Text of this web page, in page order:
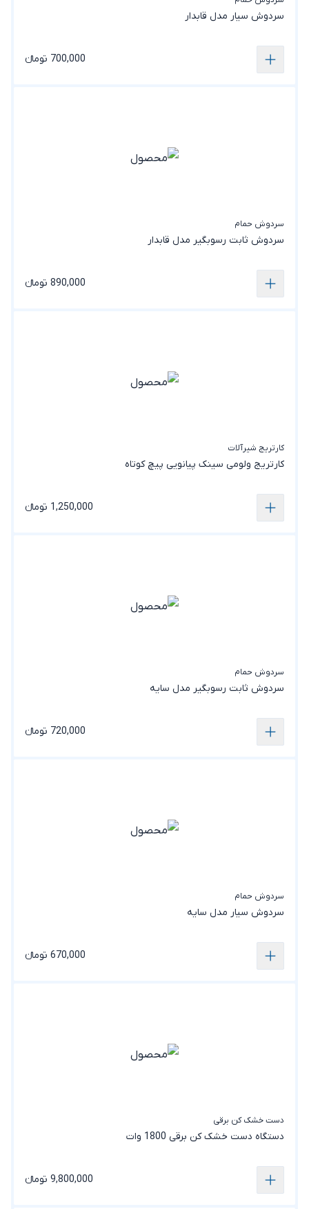
سردوش سیار مدل قابدار
700,000 تومانء
سردوش حمام
سردوش ثابت رسوبگیر مدل قابدار
890,000 تومانء
کارتریج شیرآلات
کارتریج ولومی سینک پیانویی پیچ کوتاه
1,250,000 تومانء
سردوش حمام
سردوش ثابت رسوبگیر مدل سایه
720,000 تومانء
سردوش حمام
سردوش سیار مدل سایه
670,000 تومانء
دست خشک کن برقی
دستگاه دست خشک کن برقی 1800 وات
9,800,000 تومانء